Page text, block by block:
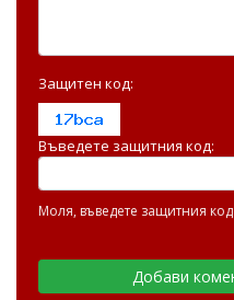
Защитен код:
Въведете защитния код:
Моля, въведете защитния код